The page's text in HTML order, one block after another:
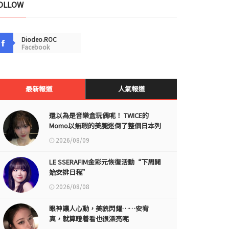
Diodeo.ROC
Facebook
最新報道 人氣報道
還以為是音樂盒玩偶呢！ TWICE的
Momo以無瑕的美腿迷倒了整個日本列
島 2026/08/09
LE SSERAFIM金彩元恢復活動“下周開
始安排日程”
2026/08/08
眼神讓人心動，美貌閃耀……安宥
真，就算瞪着看也很漂亮呢